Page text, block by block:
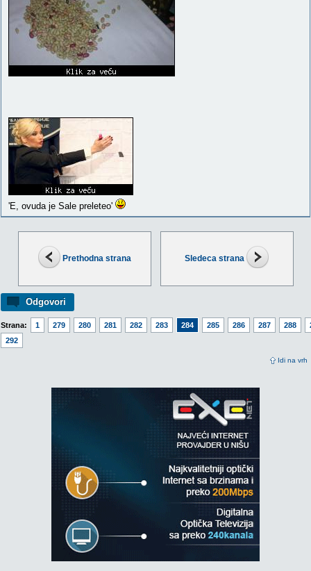
Prethodna strana Sledeca strana
Odgovori
Strana: 1 279 280 281 282 283 284 285 286 287 288
292
Idi na vrh
'E, ovuda je Sale preleteo'